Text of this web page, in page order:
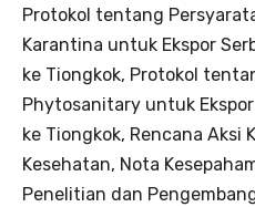
Protokol tentang
Karantina untuk Ekspor
ke Tiongkok, Protokol
Phytosanitary untuk
ke Tiongkok, Rencana Aksi
Kesehatan, Nota
Penelitian dan